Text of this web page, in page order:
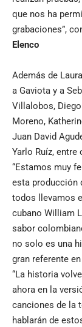
que nos ha
grabaciones”,
Elenco
Además de
a Gaviota y a
Villalobos,
Moreno,
Juan David
Yarlo Ruíz, entre
“Estamos muy
esta producción
todos llevamos
cubano William
sabor
no solo es una
gran referente
“La historia
ahora en la
canciones de la
hablarán de